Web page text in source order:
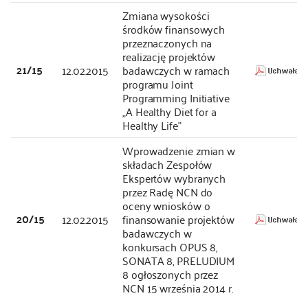
21/15 12.02.2015
Zmiana wysokości
środków finansowych
przeznaczonych na
realizację projektów
badawczych w ramach
programu Joint
Programming Initiative
„A Healthy Diet for a
Healthy Life”
20/15 12.02.2015
Wprowadzenie zmian w
składach Zespołów
Ekspertów wybranych
przez Radę NCN do
oceny wniosków o
finansowanie projektów
badawczych w
konkursach OPUS 8,
SONATA 8, PRELUDIUM
8 ogłoszonych przez
NCN 15 września 2014 r.